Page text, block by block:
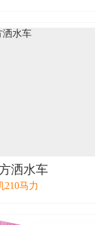
洒水车
210马力